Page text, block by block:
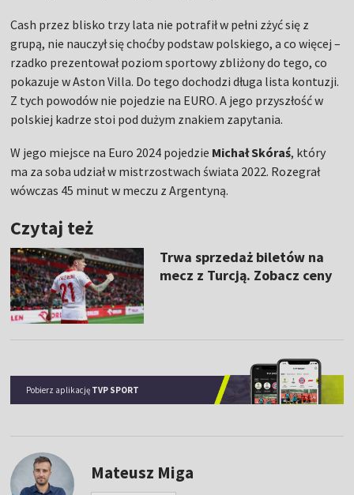
Cash przez blisko trzy lata nie potrafił w pełni zżyć się z
grupą, nie nauczył się choćby podstaw polskiego, a co więcej –
rzadko prezentował poziom sportowy zbliżony do tego, co
pokazuje w Aston Villa. Do tego dochodzi długa lista kontuzji.
Z tych powodów nie pojedzie na EURO. A jego przyszłość w
polskiej kadrze stoi pod dużym znakiem zapytania.
W jego miejsce na Euro 2024 pojedzie Michał Skóraś, który
ma za soba udział w mistrzostwach świata 2022. Rozegrał
wówczas 45 minut w meczu z Argentyną.
Czytaj też
Trwa sprzedaż biletów na
mecz z Turcją. Zobacz ceny
Pobierz aplikację TVP SPORT
Mateusz Miga